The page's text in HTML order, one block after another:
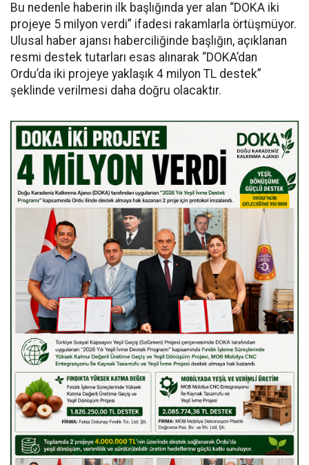
Bu nedenle haberin ilk başlığında yer alan “DOKA iki
projeye 5 milyon verdi” ifadesi rakamlarla örtüşmüyor.
Ulusal haber ajansı haberciliğinde başlığın, açıklanan
resmi destek tutarları esas alınarak “DOKA’dan
Ordu’da iki projeye yaklaşık 4 milyon TL destek”
şeklinde verilmesi daha doğru olacaktır.